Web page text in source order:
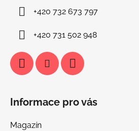
+420 732 673 797
+420 731 502 948
Informace pro vás
Magazín